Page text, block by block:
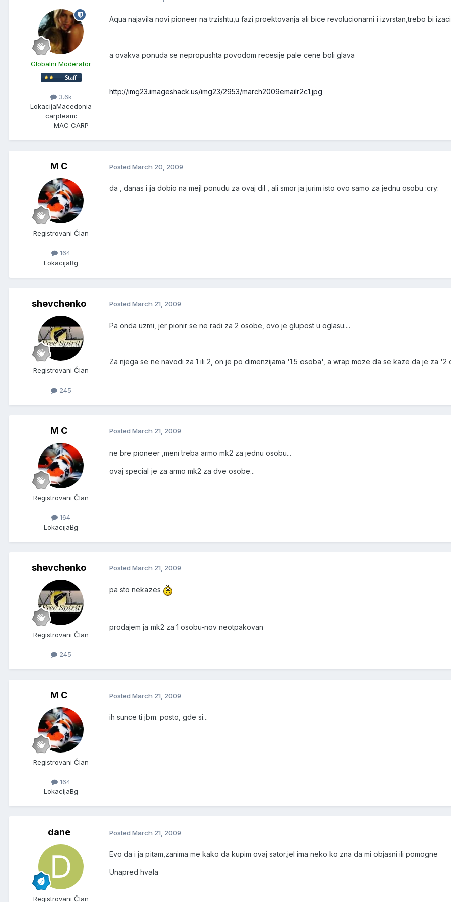
Globalni Moderator
3.6k
LokacijaMacedonia
carpteam:
MAC CARP
Aqua najavila novi pioneer na trzishtu,u fazi proektovanja ali bice revolucionarni i izvrstan,trebo bi
a ovakva ponuda se nepropushta povodom recesije pale cene boli glava
http://img23.imageshack.us/img23/2953/march2009emailr2c1.jpg
M C
Registrovani Član
164
LokacijaBg
Posted March 20, 2009
da , danas i ja dobio na mejl ponudu za ovaj dil , ali smor ja jurim isto ovo samo za jednu osobu :cry:
shevchenko
Registrovani Član
245
Posted March 21, 2009
Pa onda uzmi, jer pionir se ne radi za 2 osobe, ovo je glupost u oglasu....
Za njega se ne navodi za 1 ili 2, on je po dimenzijama '1.5 osoba', a wrap moze da se kaze da je za '2
M C
Registrovani Član
164
LokacijaBg
Posted March 21, 2009
ne bre pioneer ,meni treba armo mk2 za jednu osobu...
ovaj special je za armo mk2 za dve osobe...
shevchenko
Registrovani Član
245
Posted March 21, 2009
pa sto nekazes
prodajem ja mk2 za 1 osobu-nov neotpakovan
M C
Registrovani Član
164
LokacijaBg
Posted March 21, 2009
ih sunce ti jbm. posto, gde si...
dane
Registrovani Član
Posted March 21, 2009
Evo da i ja pitam,zanima me kako da kupim ovaj sator,jel ima neko ko zna da mi objasni ili pomogne
Unapred hvala